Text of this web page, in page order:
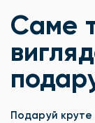
Саме
Подаруй круте